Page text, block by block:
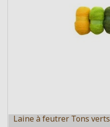
Laine à feutrer Tons verts